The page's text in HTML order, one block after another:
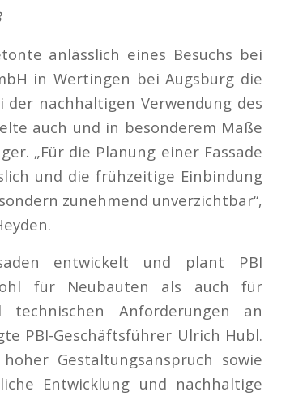
anlässlich eines Besuchs bei
in Wertingen bei Augsburg die
nachhaltigen Verwendung des
auch und in besonderem Maße
„Für die Planung einer Fassade
und die frühzeitige Einbindung
zunehmend unverzichtbar“,
entwickelt und plant PBI
für Neubauten als auch für
technischen Anforderungen an
PBI-Geschäftsführer Ulrich Hubl.
Gestaltungsanspruch sowie
Entwicklung und nachhaltige